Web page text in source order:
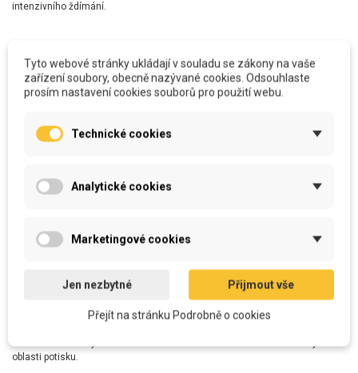
intenzivního ždímání.
•
Nesušte v sušičce, vysoké teploty mohou způsobit
popraskání nebo odlupování potisku.
rozložené na rovné ploše nebo pověšené na ramínku.
Pokud je třeba tričko žehlit, žehlit vždy naruby a vyhnout se
pečicí papír.
4. Další tipy pro dlouhou životnost
záření, aby nedošlo k vyblednutí barev.
oblasti potisku.
Tyto webové stránky ukládají v souladu se zákony na vaše
zařízení soubory, obecně nazývané cookies. Odsouhlaste
prosím nastavení cookies souborů pro použití webu.
Technické cookies
Analytické cookies
Marketingové cookies
Jen nezbytné Přijmout vše
Přejít na stránku Podrobně o cookies